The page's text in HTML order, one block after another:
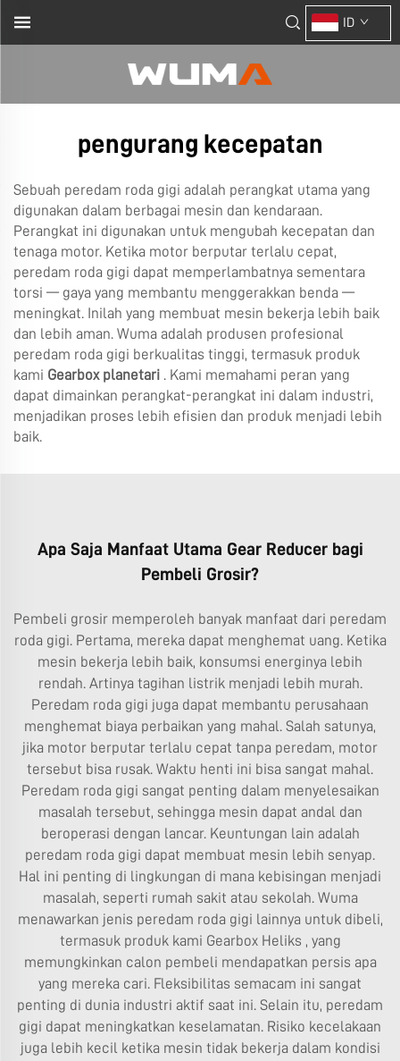
ID
pengurang kecepatan
Sebuah peredam roda gigi adalah perangkat utama yang
digunakan dalam berbagai mesin dan kendaraan.
Perangkat ini digunakan untuk mengubah kecepatan dan
tenaga motor. Ketika motor berputar terlalu cepat,
peredam roda gigi dapat memperlambatnya sementara
torsi — gaya yang membantu menggerakkan benda —
meningkat. Inilah yang membuat mesin bekerja lebih baik
dan lebih aman. Wuma adalah produsen profesional
peredam roda gigi berkualitas tinggi, termasuk produk
kami Gearbox planetari . Kami memahami peran yang
dapat dimainkan perangkat-perangkat ini dalam industri,
menjadikan proses lebih efisien dan produk menjadi lebih
baik.
Apa Saja Manfaat Utama Gear Reducer bagi
Pembeli Grosir?
Pembeli grosir memperoleh banyak manfaat dari peredam
roda gigi. Pertama, mereka dapat menghemat uang. Ketika
mesin bekerja lebih baik, konsumsi energinya lebih
rendah. Artinya tagihan listrik menjadi lebih murah.
Peredam roda gigi juga dapat membantu perusahaan
menghemat biaya perbaikan yang mahal. Salah satunya,
jika motor berputar terlalu cepat tanpa peredam, motor
tersebut bisa rusak. Waktu henti ini bisa sangat mahal.
Peredam roda gigi sangat penting dalam menyelesaikan
masalah tersebut, sehingga mesin dapat andal dan
beroperasi dengan lancar. Keuntungan lain adalah
peredam roda gigi dapat membuat mesin lebih senyap.
Hal ini penting di lingkungan di mana kebisingan menjadi
masalah, seperti rumah sakit atau sekolah. Wuma
menawarkan jenis peredam roda gigi lainnya untuk dibeli,
termasuk produk kami Gearbox Heliks , yang
memungkinkan calon pembeli mendapatkan persis apa
yang mereka cari. Fleksibilitas semacam ini sangat
penting di dunia industri aktif saat ini. Selain itu, peredam
gigi dapat meningkatkan keselamatan. Risiko kecelakaan
juga lebih kecil ketika mesin tidak bekerja dalam kondisi